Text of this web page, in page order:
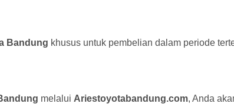
Bandung khusus untuk pembelian dalam periode
melalui Ariestoyotabandung.com, Anda